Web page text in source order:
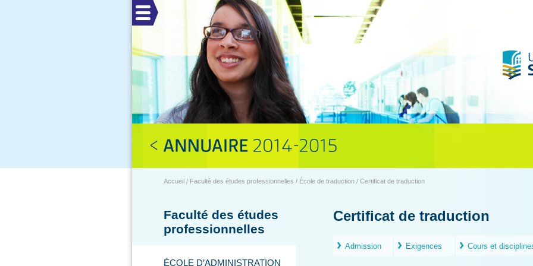
Menu
Accueil / Faculté des études professionnelles / École de traduction / Certificat de traduction
Faculté des études
professionnelles
ÉCOLE D’ADMINISTRATION
Certificat de traduction
Admission Exigences Cours et